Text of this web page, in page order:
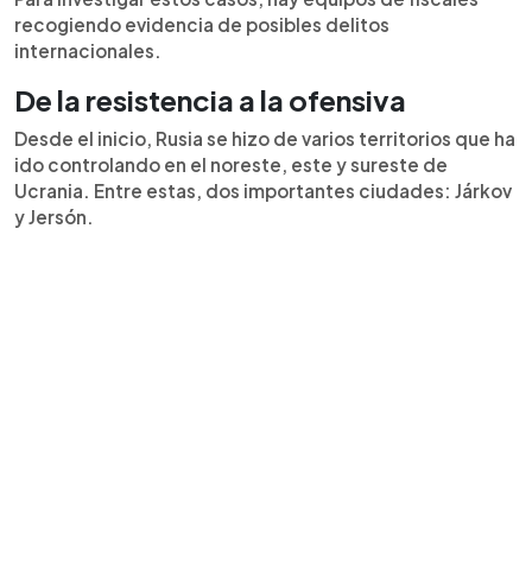
recogiendo evidencia de posibles delitos
internacionales.
De la resistencia a la ofensiva
Desde el inicio, Rusia se hizo de varios territorios que ha
ido controlando en el noreste, este y sureste de
Ucrania. Entre estas, dos importantes ciudades: Járkov
y Jersón.